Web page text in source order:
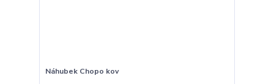
Náhubek Chopo kov